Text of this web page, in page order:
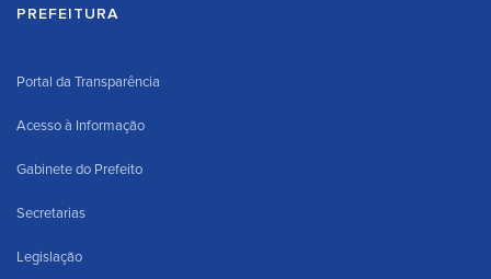
PREFEITURA
Portal da Transparência
Acesso à Informação
Gabinete do Prefeito
Secretarias
Legislação